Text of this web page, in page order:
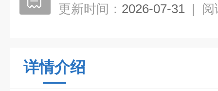
更新时间： 2026-07-31 | 阅
详情介绍